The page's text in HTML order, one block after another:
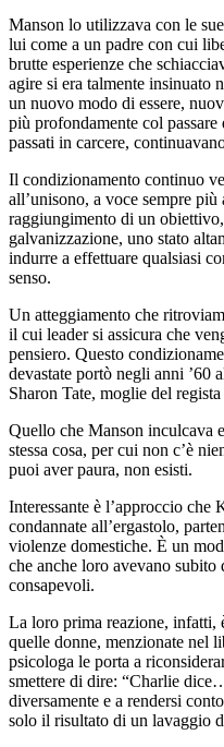
Manson lo utilizzava con le
lui come a un padre con cui
brutte esperienze che
agire si era talmente insinuato
un nuovo modo di essere,
più profondamente col
passati in carcere,
Il condizionamento continuo
all’unisono, a voce sempre
raggiungimento di un
galvanizzazione, uno stato
indurre a effettuare qualsiasi
senso.
Un atteggiamento che
il cui leader si assicura che
pensiero. Questo
devastate portò negli anni ’60
Sharon Tate, moglie del regista
Quello che Manson inculcava
stessa cosa, per cui non c’è
puoi aver paura, non esisti.
Interessante è l’approccio che
condannate all’ergastolo,
violenze domestiche. È un
che anche loro avevano
consapevoli.
La loro prima reazione, infatti,
quelle donne, menzionate nel
psicologa le porta a
smettere di dire: “Charlie
diversamente e a rendersi
solo il risultato di un lavaggio